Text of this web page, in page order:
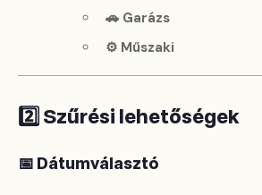
🚗 Garázs
⚙️ Műszaki
2️⃣ Szűrési lehetőségek
📅 Dátumválasztó